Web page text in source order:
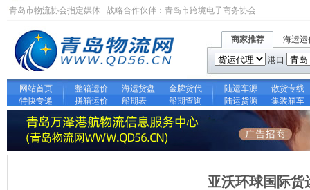
青岛市物流协会指定媒体 战略合作伙伴： 青岛市跨境电子商务协会
商家推荐 海运运
港口
网站首页 整箱运价 海运货盘 金牌货代 陆运车源
散货专线
特快专递
拼箱运价 船期表 船期查询 陆运货源 集装箱车
亚沃环球国际货